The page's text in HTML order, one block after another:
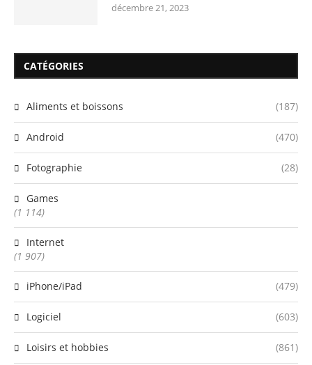
décembre 21, 2023
CATÉGORIES
Aliments et boissons (187)
Android (470)
Fotographie (28)
Games
(1 114)
Internet
(1 907)
iPhone/iPad (479)
Logiciel (603)
Loisirs et hobbies (861)